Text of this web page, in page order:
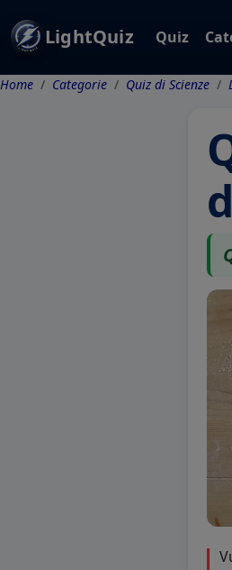
LightQuiz Quiz
Home Categorie Quiz di Scienze